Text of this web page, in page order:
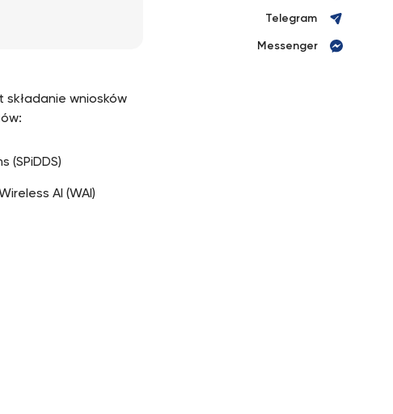
wniosków
(SPiDDS)
AI (WAI)
Telegram
Messenger